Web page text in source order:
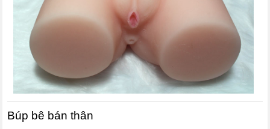
Búp bê bán thân